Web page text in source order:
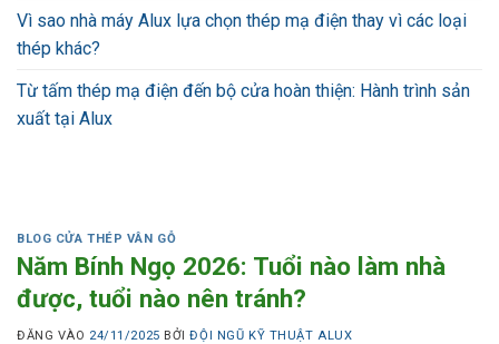
Vì sao nhà máy Alux lựa chọn thép mạ điện thay vì các loại
thép khác?
Từ tấm thép mạ điện đến bộ cửa hoàn thiện: Hành trình sản
xuất tại Alux
BLOG CỬA THÉP VÂN GỖ
Năm Bính Ngọ 2026: Tuổi nào làm nhà
được, tuổi nào nên tránh?
ĐĂNG VÀO 24/11/2025 BỞIĐỘI NGŨ KỸ THUẬT ALUX